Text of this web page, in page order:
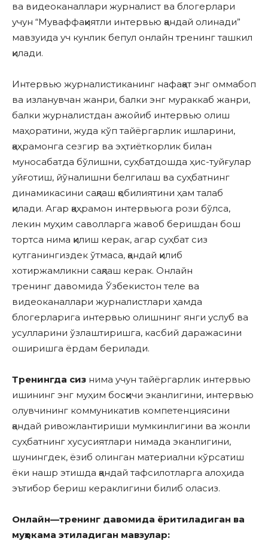
ва видеоканаллари журналист ва блогерлари
учун “Муваффақиятли интервью қандай олинади”
мавзуида уч кунлик бепул онлайн тренинг ташкил
қилади.
Интервью журналистиканинг нафақат энг оммабоп
ва изланувчан жанри, балки энг мураккаб жанри,
балки журналистдан ажойиб интервью олиш
маҳоратини, жуда кўп тайёргарлик ишларини,
қаҳрамонга сезгир ва эҳтиёткорлик билан
муносабатда бўлишни, суҳбатдошда ҳис-туйғулар
уйғотиш, йўналишни белгилаш ва суҳбатнинг
динамикасини сақлаш қобилиятини ҳам талаб
қилади. Агар қаҳрамон интервьюга рози бўлса,
лекин муҳим саволларга жавоб беришдан бош
тортса нима қилиш керак, агар суҳбат сиз
кутганингиздек ўтмаса, қандай қилиб
хотиржамликни сақлаш керак. Онлайн
тренинг давомида Ўзбекистон теле ва
видеоканаллари журналистлари ҳамда
блогерларига интервью олишнинг янги услуб ва
усулларини ўзлаштиришга, касбий даражасини
оширишга ёрдам берилади.
Тренингда сиз нима учун тайёргарлик интервью
ишининг энг муҳим босқичи эканлигини, интервью
олувчининг коммуникатив компетенциясини
қандай ривожлантириши мумкинлигини ва жонли
суҳбатнинг хусусиятлари нимада эканлигини,
шунингдек, ёзиб олинган материални кўрсатиш
ёки нашр этишда қандай тафсилотларга алоҳида
эътибор бериш кераклигини билиб оласиз.
Онлайн—тренинг давомида ёритиладиган ва
муҳокама этиладиган мавзулар: